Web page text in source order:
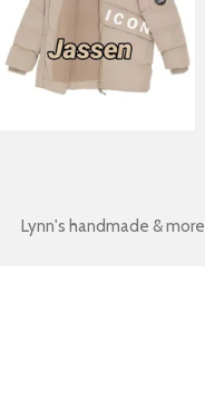
Lynn's handmade & more